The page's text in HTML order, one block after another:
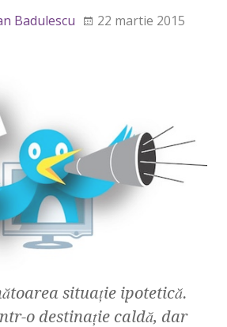
Badulescu
22 martie 2015
situaţie ipotetică.
o destinaţie caldă, dar